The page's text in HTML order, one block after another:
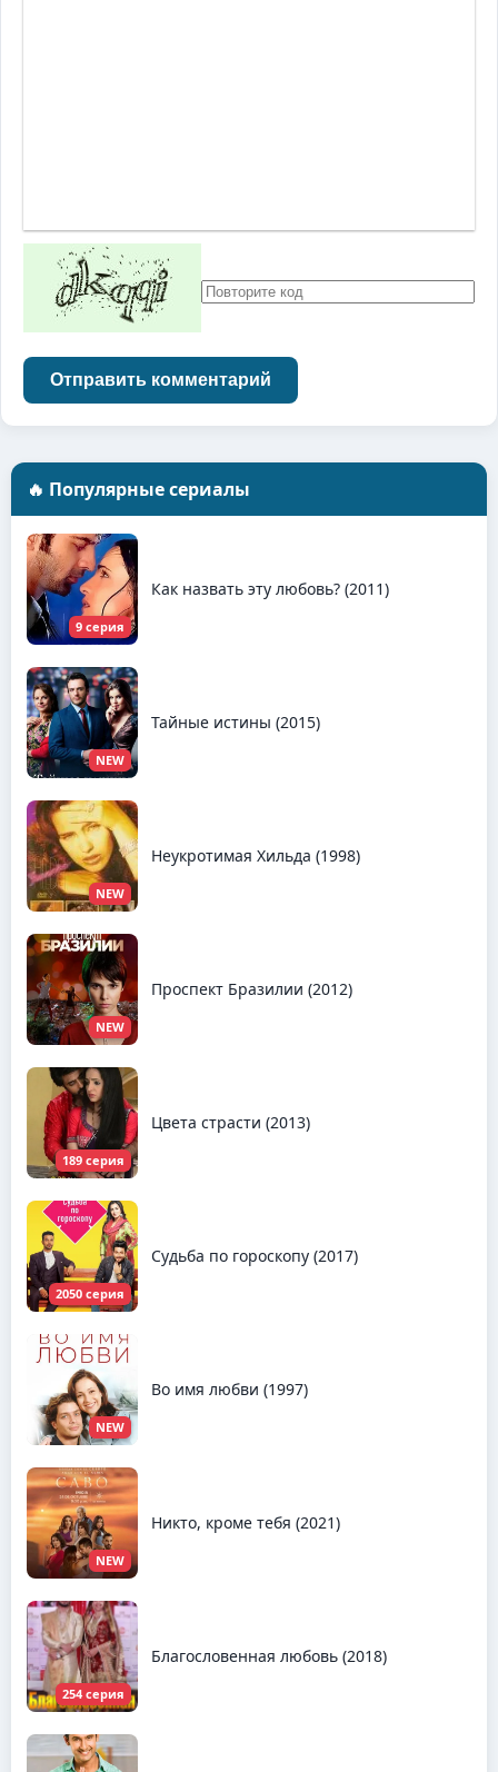
Отправить комментарий
🔥 Популярные сериалы
9 серия
Как назвать эту любовь? (2011)
NEW
Тайные истины (2015)
NEW
Неукротимая Хильда (1998)
NEW
Проспект Бразилии (2012)
189 серия
Цвета страсти (2013)
2050 серия
Судьба по гороскопу (2017)
NEW
Во имя любви (1997)
NEW
Никто, кроме тебя (2021)
254 серия
Благословенная любовь (2018)